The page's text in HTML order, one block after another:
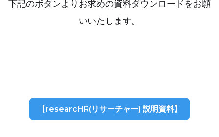
下記のボタンよりお求めの資料ダウンロードをお願
いいたします。
【researcHR(リサーチャー) 説明資料】